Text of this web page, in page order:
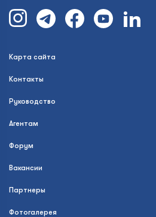
Карта сайта
Контакты
Руководство
Агентам
Форум
Вакансии
Партнеры
Фотогалерея